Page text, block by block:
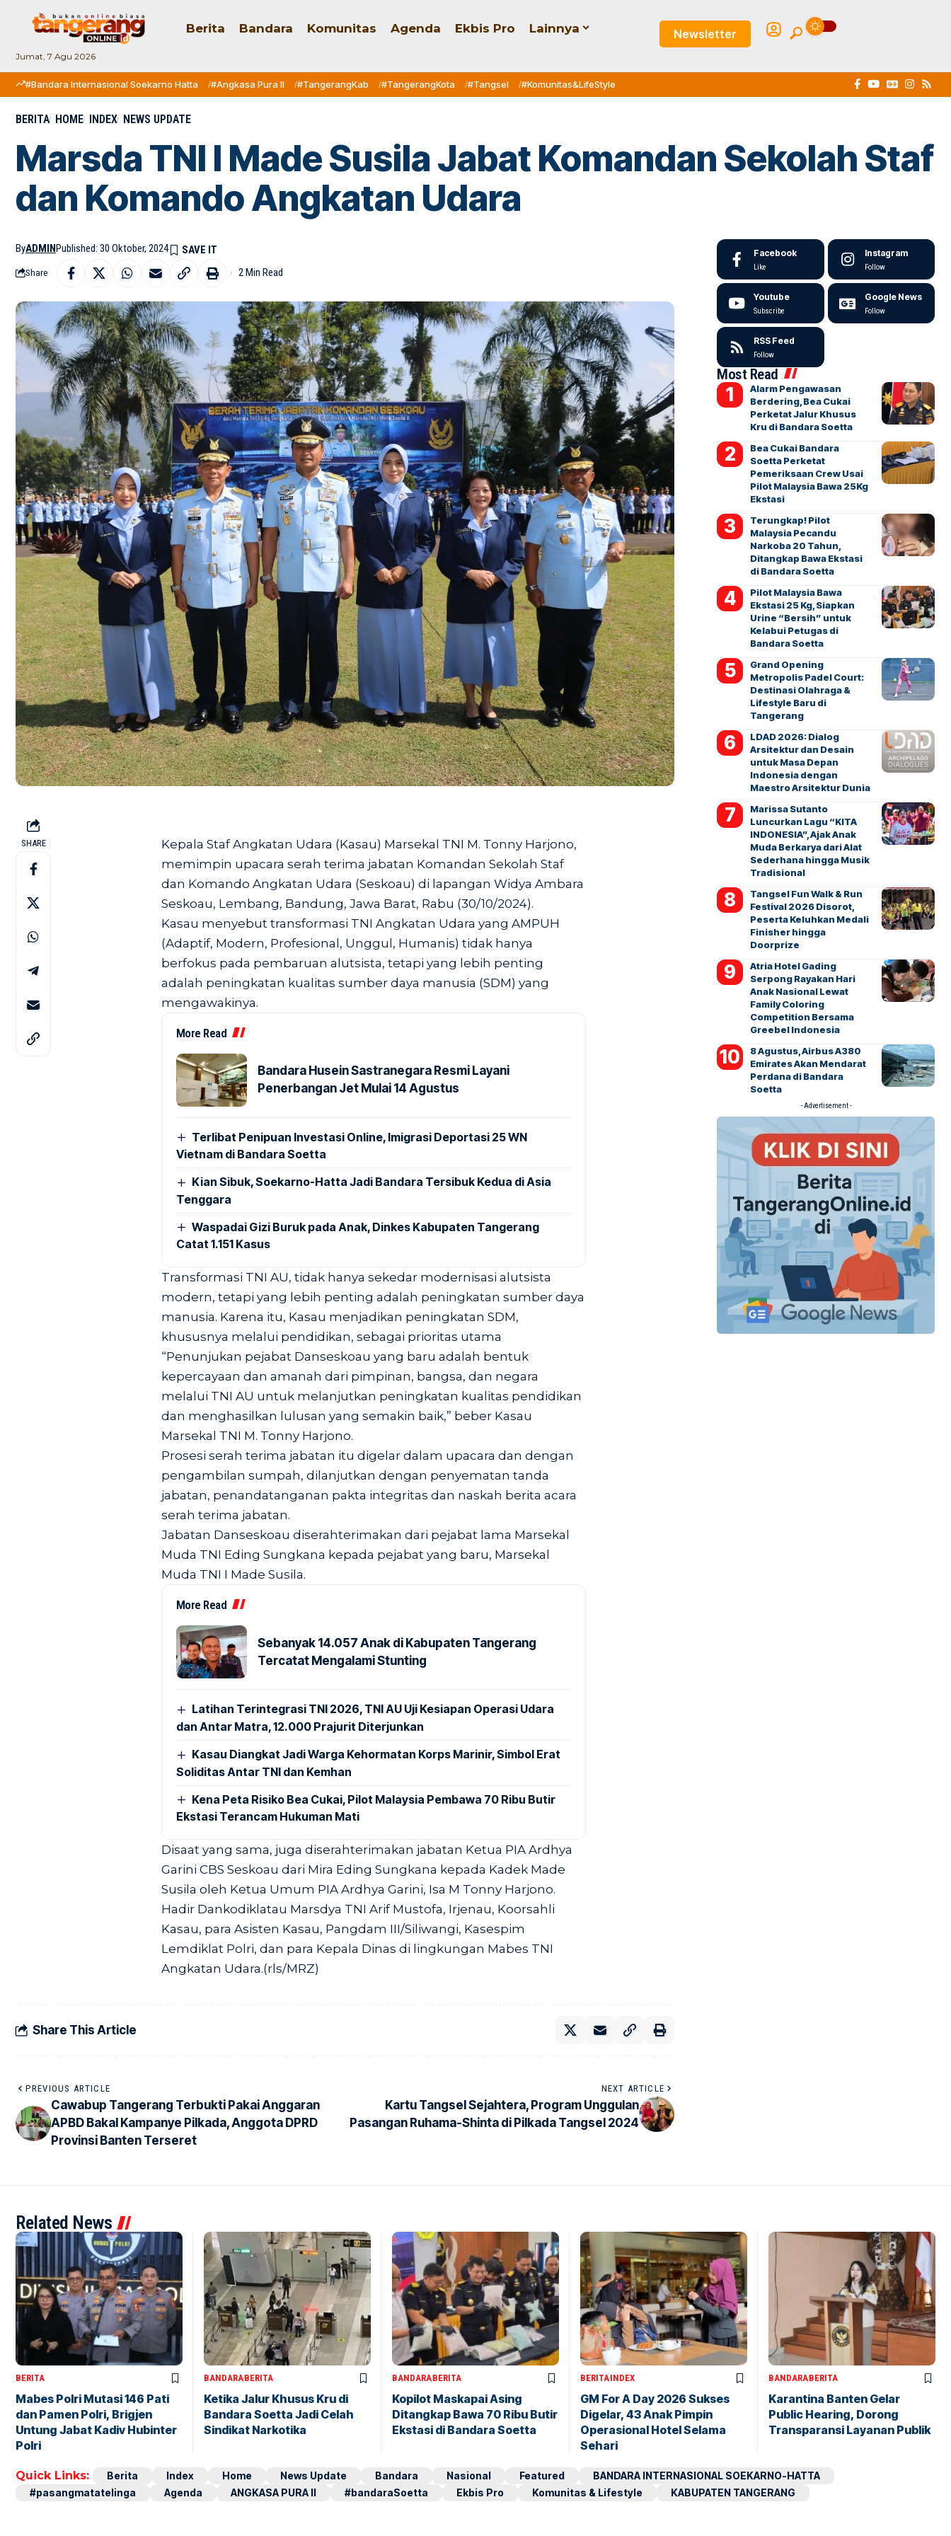
Jumat, 7 Agu 2026
Berita Bandara Komunitas Agenda Ekbis Pro Lainnya Newsletter
#Bandara Internasional Soekarno Hatta #Angkasa Pura II #TangerangKab #TangerangKota #Tangsel #Komunitas&LifeStyle
BERITA HOME INDEX NEWS UPDATE
Marsda TNI I Made Susila Jabat Komandan Sekolah Staf
dan Komando Angkatan Udara
ByADMINPublished: 30 Oktober, 2024
Share 2 Min Read
SHARE
Kepala Staf Angkatan Udara (Kasau) Marsekal TNI M. Tonny Harjono,
memimpin upacara serah terima jabatan Komandan Sekolah Staf
dan Komando Angkatan Udara (Seskoau) di lapangan Widya Ambara
Seskoau, Lembang, Bandung, Jawa Barat, Rabu (30/10/2024).
Kasau menyebut transformasi TNI Angkatan Udara yang AMPUH
(Adaptif, Modern, Profesional, Unggul, Humanis) tidak hanya
berfokus pada pembaruan alutsista, tetapi yang lebih penting
adalah peningkatan kualitas sumber daya manusia (SDM) yang
mengawakinya.
More Read
Bandara Husein Sastranegara Resmi Layani
Penerbangan Jet Mulai 14 Agustus
Terlibat Penipuan Investasi Online, Imigrasi Deportasi 25 WN
Vietnam di Bandara Soetta
Kian Sibuk, Soekarno-Hatta Jadi Bandara Tersibuk Kedua di Asia
Tenggara
Waspadai Gizi Buruk pada Anak, Dinkes Kabupaten Tangerang
Catat 1.151 Kasus
Transformasi TNI AU, tidak hanya sekedar modernisasi alutsista
modern, tetapi yang lebih penting adalah peningkatan sumber daya
manusia. Karena itu, Kasau menjadikan peningkatan SDM,
khususnya melalui pendidikan, sebagai prioritas utama
“Penunjukan pejabat Danseskoau yang baru adalah bentuk
kepercayaan dan amanah dari pimpinan, bangsa, dan negara
melalui TNI AU untuk melanjutkan peningkatan kualitas pendidikan
dan menghasilkan lulusan yang semakin baik,” beber Kasau
Marsekal TNI M. Tonny Harjono.
Prosesi serah terima jabatan itu digelar dalam upacara dan dengan
pengambilan sumpah, dilanjutkan dengan penyematan tanda
jabatan, penandatanganan pakta integritas dan naskah berita acara
serah terima jabatan.
Jabatan Danseskoau diserahterimakan dari pejabat lama Marsekal
Muda TNI Eding Sungkana kepada pejabat yang baru, Marsekal
Muda TNI I Made Susila.
More Read
Sebanyak 14.057 Anak di Kabupaten Tangerang
Tercatat Mengalami Stunting
Latihan Terintegrasi TNI 2026, TNI AU Uji Kesiapan Operasi Udara
dan Antar Matra, 12.000 Prajurit Diterjunkan
Kasau Diangkat Jadi Warga Kehormatan Korps Marinir, Simbol Erat
Soliditas Antar TNI dan Kemhan
Kena Peta Risiko Bea Cukai, Pilot Malaysia Pembawa 70 Ribu Butir
Ekstasi Terancam Hukuman Mati
Disaat yang sama, juga diserahterimakan jabatan Ketua PIA Ardhya
Garini CBS Seskoau dari Mira Eding Sungkana kepada Kadek Made
Susila oleh Ketua Umum PIA Ardhya Garini, Isa M Tonny Harjono.
Hadir Dankodiklatau Marsdya TNI Arif Mustofa, Irjenau, Koorsahli
Kasau, para Asisten Kasau, Pangdam III/Siliwangi, Kasespim
Lemdiklat Polri, dan para Kepala Dinas di lingkungan Mabes TNI
Angkatan Udara.(rls/MRZ)
Share This Article
PREVIOUS ARTICLE
Cawabup Tangerang Terbukti Pakai Anggaran
APBD Bakal Kampanye Pilkada, Anggota DPRD
Provinsi Banten Terseret
NEXT ARTICLE
Kartu Tangsel Sejahtera, Program Unggulan
Pasangan Ruhama-Shinta di Pilkada Tangsel 2024
Facebook
Like
Instagram
Follow
Youtube
Subscribe
Google News
Follow
RSS Feed
Follow
Most Read
Alarm Pengawasan
Berdering, Bea Cukai
Perketat Jalur Khusus
Kru di Bandara Soetta
Bea Cukai Bandara
Soetta Perketat
Pemeriksaan Crew Usai
Pilot Malaysia Bawa 25Kg
Ekstasi
Terungkap! Pilot
Malaysia Pecandu
Narkoba 20 Tahun,
Ditangkap Bawa Ekstasi
di Bandara Soetta
Pilot Malaysia Bawa
Ekstasi 25 Kg, Siapkan
Urine “Bersih” untuk
Kelabui Petugas di
Bandara Soetta
Grand Opening
Metropolis Padel Court:
Destinasi Olahraga &
Lifestyle Baru di
Tangerang
LDAD 2026: Dialog
Arsitektur dan Desain
untuk Masa Depan
Indonesia dengan
Maestro Arsitektur Dunia
Marissa Sutanto
Luncurkan Lagu “KITA
INDONESIA”, Ajak Anak
Muda Berkarya dari Alat
Sederhana hingga Musik
Tradisional
Tangsel Fun Walk & Run
Festival 2026 Disorot,
Peserta Keluhkan Medali
Finisher hingga
Doorprize
Atria Hotel Gading
Serpong Rayakan Hari
Anak Nasional Lewat
Family Coloring
Competition Bersama
Greebel Indonesia
8 Agustus, Airbus A380
Emirates Akan Mendarat
Perdana di Bandara
Soetta
- Advertisement -
Related News
BERITA
Mabes Polri Mutasi 146 Pati
dan Pamen Polri, Brigjen
Untung Jabat Kadiv Hubinter
Polri
BANDARABERITA
Ketika Jalur Khusus Kru di
Bandara Soetta Jadi Celah
Sindikat Narkotika
BANDARABERITA
Kopilot Maskapai Asing
Ditangkap Bawa 70 Ribu Butir
Ekstasi di Bandara Soetta
BERITAINDEX
GM For A Day 2026 Sukses
Digelar, 43 Anak Pimpin
Operasional Hotel Selama
Sehari
BANDARABERITA
Karantina Banten Gelar
Public Hearing, Dorong
Transparansi Layanan Publik
Quick Links: Berita Index Home News Update Bandara Nasional Featured
BANDARA INTERNASIONAL SOEKARNO-HATTA
#pasangmatatelinga
Agenda ANGKASA PURA II #bandaraSoetta Ekbis Pro Komunitas & Lifestyle KABUPATEN TANGERANG